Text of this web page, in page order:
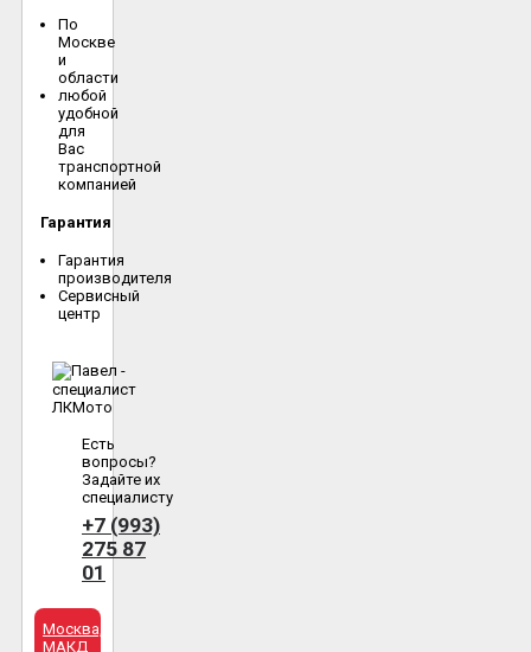
По
Москве
и
области
любой
удобной
для
Вас
транспортной
компанией
Гарантия
Гарантия
производителя
Сервисный
центр
Есть
вопросы?
Задайте их
специалисту
+7 (993)
275 87
01
Москва,
МАКД